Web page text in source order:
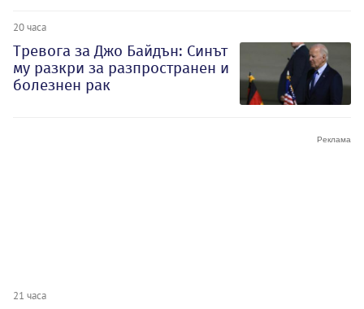
20 часа
Тревога за Джо Байдън: Синът
му разкри за разпространен и
болезнен рак
21 часа